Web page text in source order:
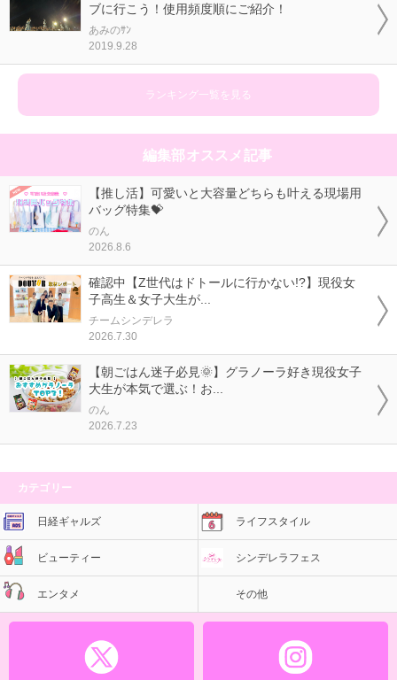
ブに行こう！使用頻度順にご紹介！
あみのｻﾝ
2019.9.28
ランキング一覧を見る
編集部オススメ記事
【推し活】可愛いと大容量どちらも叶える現場用
バッグ特集💝
のん
2026.8.6
確認中【Z世代はドトールに行かない!?】現役女
子高生＆女子大生が...
チームシンデレラ
2026.7.30
【朝ごはん迷子必見🌞】グラノーラ好き現役女子
大生が本気で選ぶ！お...
のん
2026.7.23
カテゴリー
日経ギャルズ ライフスタイル
ビューティー シンデレラフェス
エンタメ その他